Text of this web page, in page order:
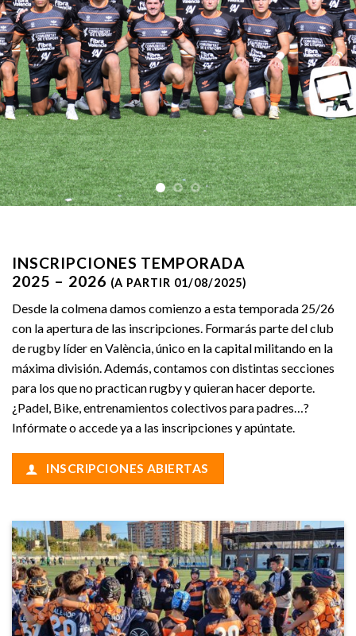
INSCRIPCIONES TEMPORADA
2025 – 2026 (A PARTIR 01/08/2025)
Desde la colmena damos comienzo a esta temporada 25/26
con la apertura de las inscripciones. Formarás parte del club
de rugby líder en València, único en la capital militando en la
máxima división. Además, contamos con distintas secciones
para los que no practican rugby y quieran hacer deporte.
¿Padel, Bike, entrenamientos colectivos para padres…?
Infórmate o accede ya a las inscripciones y apúntate.
INSCRIPCIONES ABIERTAS